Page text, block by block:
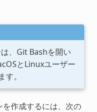
、Git Bashを開い
とLinuxユーザー
。
作成するには、次の